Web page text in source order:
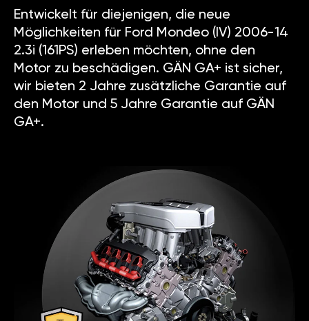
Entwickelt für diejenigen, die neue
Möglichkeiten für Ford Mondeo (IV) 2006-14
2.3i (161PS) erleben möchten, ohne den
Motor zu beschädigen. GÄN GA+ ist sicher,
wir bieten 2 Jahre zusätzliche Garantie auf
den Motor und 5 Jahre Garantie auf GÄN
GA+.